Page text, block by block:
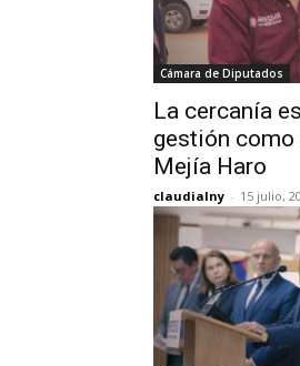
Cámara de Diputados
La cercanía
gestión
Mejía Haro
claudialny - 15 julio,